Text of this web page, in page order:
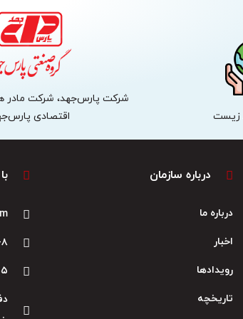
زیست
شرکت پارس‌جهد، شرکت مادر
اقتصادی
درباره سازمان
درباره ما
اخبار
رویدادها
تاریخچه